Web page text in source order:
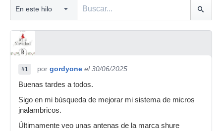
#1 por gordyone el 30/06/2025
Buenas tardes a todos.
Sigo en mi búsqueda de mejorar mi sistema de micros
jnalambricos.
Últimamente veo unas antenas de la marca shure